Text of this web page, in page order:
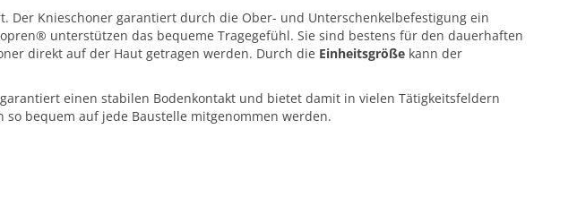
Der Knieschoner garantiert durch die Ober- und Unterschenkelbefestigung ein
unterstützen das bequeme Tragegefühl. Sie sind bestens für den dauerhaften
direkt auf der Haut getragen werden. Durch die Einheitsgröße kann der
einen stabilen Bodenkontakt und bietet damit in vielen Tätigkeitsfeldern
bequem auf jede Baustelle mitgenommen werden.